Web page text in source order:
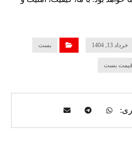
خرداد 13, 1404 بست
قیمت بست